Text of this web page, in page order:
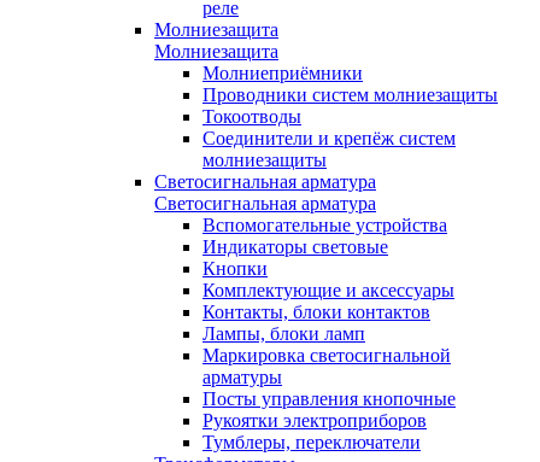
реле
Молниезащита
Молниезащита
Молниеприёмники
Проводники систем молниезащиты
Токоотводы
Соединители и крепёж систем
молниезащиты
Светосигнальная арматура
Светосигнальная арматура
Вспомогательные устройства
Индикаторы световые
Кнопки
Комплектующие и аксессуары
Контакты, блоки контактов
Лампы, блоки ламп
Маркировка светосигнальной
арматуры
Посты управления кнопочные
Рукоятки электроприборов
Тумблеры, переключатели